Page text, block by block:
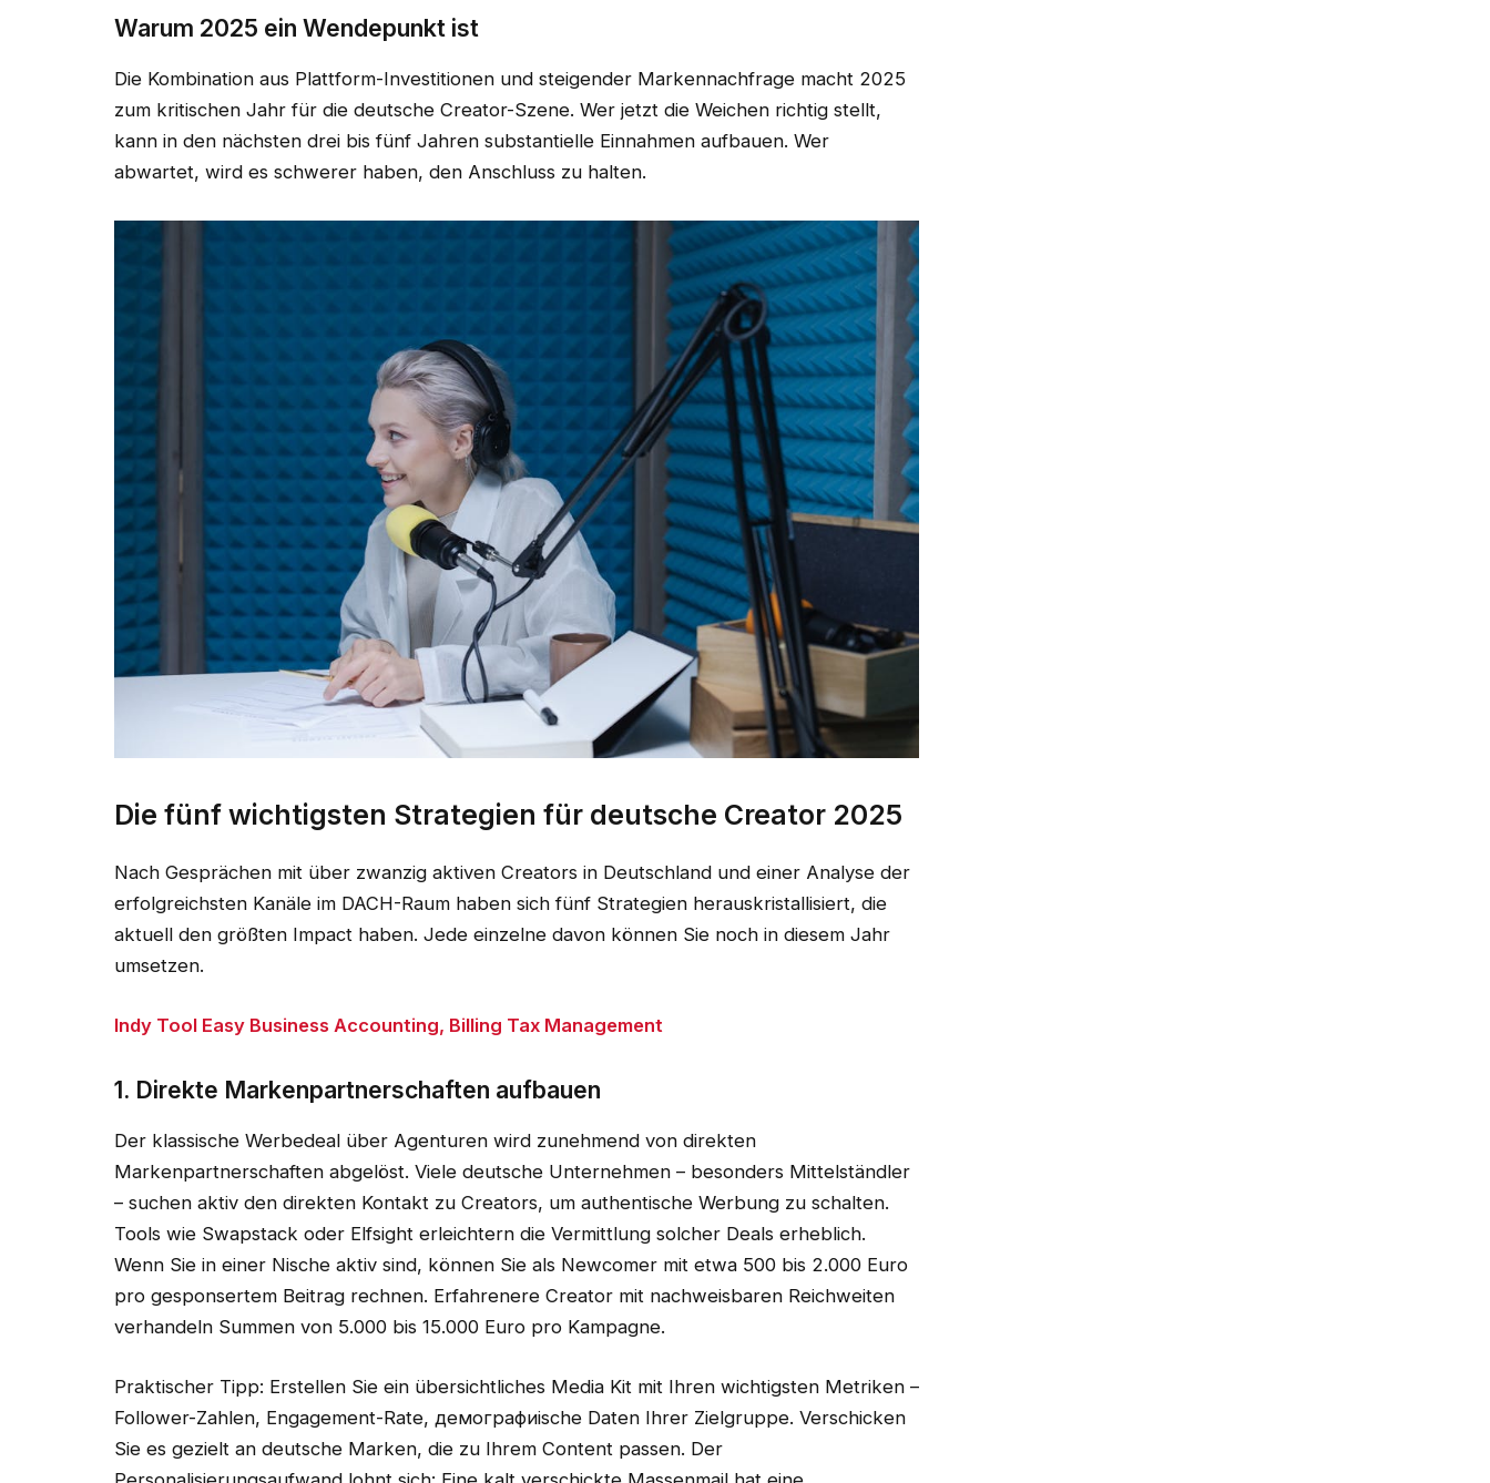
Warum 2025 ein Wendepunkt ist
Die Kombination aus Plattform-Investitionen und steigender Markennachfrage macht 2025
zum kritischen Jahr für die deutsche Creator-Szene. Wer jetzt die Weichen richtig stellt,
kann in den nächsten drei bis fünf Jahren substantielle Einnahmen aufbauen. Wer
abwartet, wird es schwerer haben, den Anschluss zu halten.
Die fünf wichtigsten Strategien für deutsche Creator 2025
Nach Gesprächen mit über zwanzig aktiven Creators in Deutschland und einer Analyse der
erfolgreichsten Kanäle im DACH-Raum haben sich fünf Strategien herauskristallisiert, die
aktuell den größten Impact haben. Jede einzelne davon können Sie noch in diesem Jahr
umsetzen.
Indy Tool Easy Business Accounting, Billing Tax Management
1. Direkte Markenpartnerschaften aufbauen
Der klassische Werbedeal über Agenturen wird zunehmend von direkten
Markenpartnerschaften abgelöst. Viele deutsche Unternehmen – besonders Mittelständler
– suchen aktiv den direkten Kontakt zu Creators, um authentische Werbung zu schalten.
Tools wie Swapstack oder Elfsight erleichtern die Vermittlung solcher Deals erheblich.
Wenn Sie in einer Nische aktiv sind, können Sie als Newcomer mit etwa 500 bis 2.000 Euro
pro gesponsertem Beitrag rechnen. Erfahrenere Creator mit nachweisbaren Reichweiten
verhandeln Summen von 5.000 bis 15.000 Euro pro Kampagne.
Praktischer Tipp: Erstellen Sie ein übersichtliches Media Kit mit Ihren wichtigsten Metriken –
Follower-Zahlen, Engagement-Rate, демографиische Daten Ihrer Zielgruppe. Verschicken
Sie es gezielt an deutsche Marken, die zu Ihrem Content passen. Der